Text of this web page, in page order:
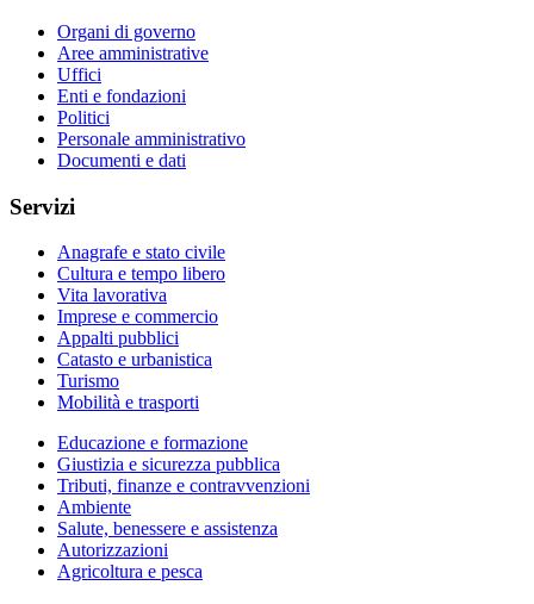
Organi di governo
Aree amministrative
Uffici
Enti e fondazioni
Politici
Personale amministrativo
Documenti e dati
Servizi
Anagrafe e stato civile
Cultura e tempo libero
Vita lavorativa
Imprese e commercio
Appalti pubblici
Catasto e urbanistica
Turismo
Mobilità e trasporti
Educazione e formazione
Giustizia e sicurezza pubblica
Tributi, finanze e contravvenzioni
Ambiente
Salute, benessere e assistenza
Autorizzazioni
Agricoltura e pesca